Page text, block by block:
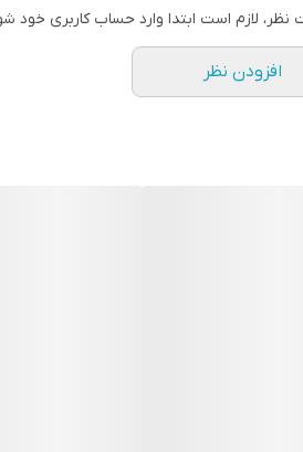
نظر، لازم است ابتدا وارد حساب کاربری خود
افزودن نظر